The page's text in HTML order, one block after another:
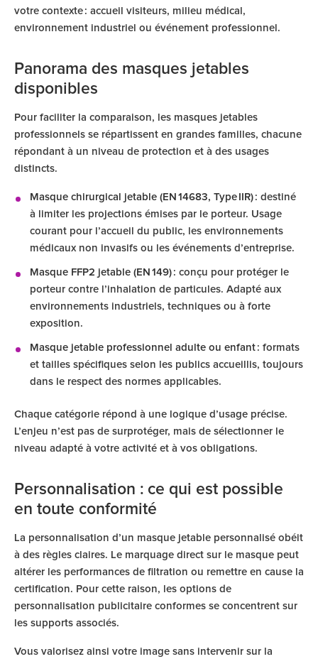
votre contexte : accueil visiteurs, milieu médical,
environnement industriel ou événement professionnel.
Panorama des masques jetables
disponibles
Pour faciliter la comparaison, les masques jetables
professionnels se répartissent en grandes familles, chacune
répondant à un niveau de protection et à des usages
distincts.
Masque chirurgical jetable (EN 14683, Type IIR) : destiné
à limiter les projections émises par le porteur. Usage
courant pour l’accueil du public, les environnements
médicaux non invasifs ou les événements d’entreprise.
Masque FFP2 jetable (EN 149) : conçu pour protéger le
porteur contre l’inhalation de particules. Adapté aux
environnements industriels, techniques ou à forte
exposition.
Masque jetable professionnel adulte ou enfant : formats
et tailles spécifiques selon les publics accueillis, toujours
dans le respect des normes applicables.
Chaque catégorie répond à une logique d’usage précise.
L’enjeu n’est pas de surprotéger, mais de sélectionner le
niveau adapté à votre activité et à vos obligations.
Personnalisation : ce qui est possible
en toute conformité
La personnalisation d’un masque jetable personnalisé obéit
à des règles claires. Le marquage direct sur le masque peut
altérer les performances de filtration ou remettre en cause la
certification. Pour cette raison, les options de
personnalisation publicitaire conformes se concentrent sur
les supports associés.
Vous valorisez ainsi votre image sans intervenir sur la